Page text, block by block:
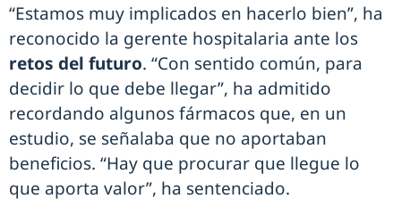
“Estamos muy implicados en hacerlo bien”, ha
reconocido la gerente hospitalaria ante los
retos del futuro. “Con sentido común, para
decidir lo que debe llegar”, ha admitido
recordando algunos fármacos que, en un
estudio, se señalaba que no aportaban
beneficios. “Hay que procurar que llegue lo
que aporta valor”, ha sentenciado.